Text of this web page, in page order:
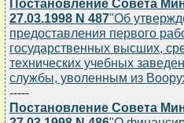
Постановление Совета
27.03.1998 N 487"Об
предоставления первого
государственных высших,
технических учебных
службы, уволенным из
-----
Постановление Совета